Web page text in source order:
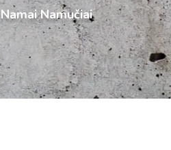
Namai Namučiai